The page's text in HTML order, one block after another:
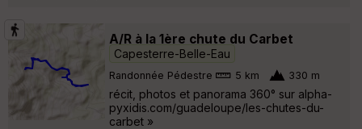
A/R à la 1ère chute du Carbet
Capesterre-Belle-Eau
Randonnée Pédestre 5 km 330 m
récit, photos et panorama 360° sur alpha-
pyxidis.com/guadeloupe/les-chutes-du-
carbet »